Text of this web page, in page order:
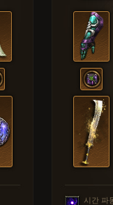
시간 파